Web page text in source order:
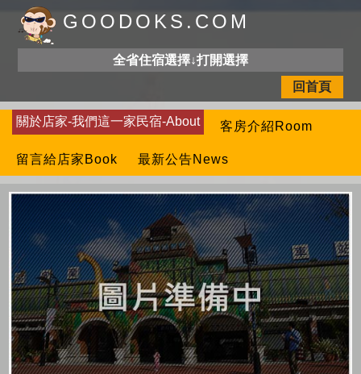
GOODOKS.COM
全省住宿選擇↓打開選擇
回首頁
關於店家-我們這一家民宿-About 客房介紹Room
留言給店家Book 最新公告News